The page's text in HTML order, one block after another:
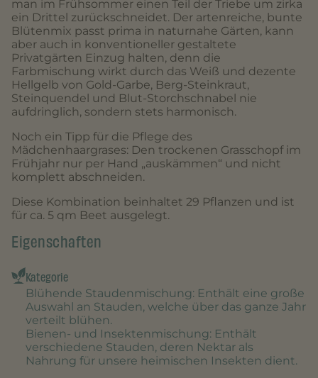
man im Frühsommer einen Teil der Triebe um zirka
ein Drittel zurückschneidet. Der artenreiche, bunte
Blütenmix passt prima in naturnahe Gärten, kann
aber auch in konventioneller gestaltete
Privatgärten Einzug halten, denn die
Farbmischung wirkt durch das Weiß und dezente
Hellgelb von Gold-Garbe, Berg-Steinkraut,
Steinquendel und Blut-Storchschnabel nie
aufdringlich, sondern stets harmonisch.
Noch ein Tipp für die Pflege des
Mädchenhaargrases: Den trockenen Grasschopf im
Frühjahr nur per Hand „auskämmen“ und nicht
komplett abschneiden.
Diese Kombination beinhaltet 29 Pflanzen und ist
für ca. 5 qm Beet ausgelegt.
Eigenschaften
Kategorie
Blühende Staudenmischung: Enthält eine große
Auswahl an Stauden, welche über das ganze Jahr
verteilt blühen.
Bienen- und Insektenmischung: Enthält
verschiedene Stauden, deren Nektar als
Nahrung für unsere heimischen Insekten dient.